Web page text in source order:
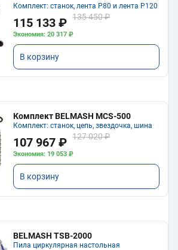
Комплект: станок, лента P80 и лента P120
115 133 ₽ 135 450 ₽
Экономия: 20 317 ₽
В корзину
Комплект BELMASH MCS-500
Комплект: станок, цепь, звездочка, шина
107 967 ₽ 127 020 ₽
Экономия: 19 053 ₽
В корзину
BELMASH TSB-2000
Пила циркулярная настольная